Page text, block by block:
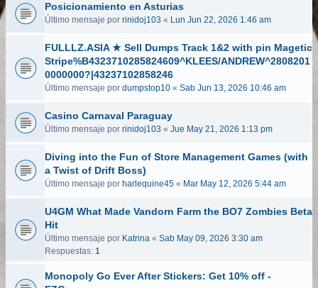
Posicionamiento en Asturias
Último mensaje por rinidoj103 « Lun Jun 22, 2026 1:46 am
FULLLZ.ASIA ★ Sell Dumps Track 1&2 with pin Magetic
Stripe%B4323710285824609^KLEES/ANDREW^2808201
0000000?|43237102858246
Último mensaje por dumpstop10 « Sab Jun 13, 2026 10:46 am
Casino Carnaval Paraguay
Último mensaje por rinidoj103 « Jue May 21, 2026 1:13 pm
Diving into the Fun of Store Management Games (with
a Twist of Drift Boss)
Último mensaje por harlequine45 « Mar May 12, 2026 5:44 am
U4GM What Made Vandorn Farm the BO7 Zombies Beta
Hit
Último mensaje por Katrina « Sab May 09, 2026 3:30 am
Respuestas: 1
Monopoly Go Ever After Stickers: Get 10% off -